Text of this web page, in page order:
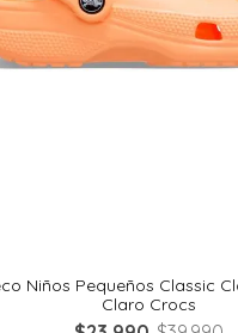
Niños Pequeños Classic
Claro Crocs